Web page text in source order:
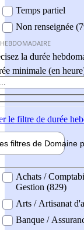
Temps partiel
Non renseignée
la durée
minimale (en
le filtre de durée
filtres de Domaine
professionel
Achats /
Gestion (829)
Arts / Artisanat
Banque /